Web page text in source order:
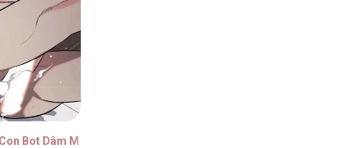
Bot Dâm Múp Rụp